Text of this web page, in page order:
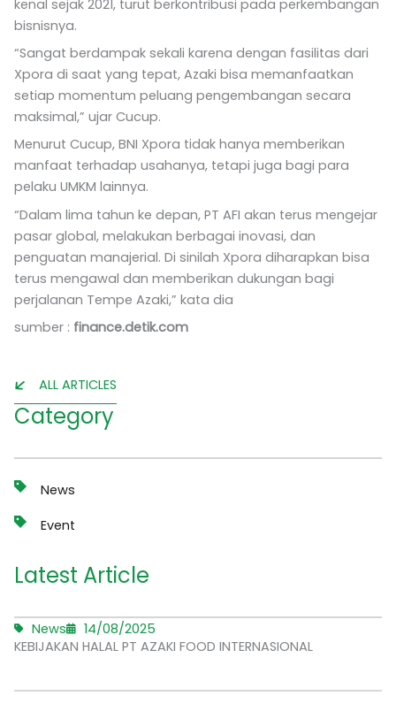
kenal sejak 2021, turut berkontribusi pada perkembangan
bisnisnya.
“Sangat berdampak sekali karena dengan fasilitas dari
Xpora di saat yang tepat, Azaki bisa memanfaatkan
setiap momentum peluang pengembangan secara
maksimal,” ujar Cucup.
Menurut Cucup, BNI Xpora tidak hanya memberikan
manfaat terhadap usahanya, tetapi juga bagi para
pelaku UMKM lainnya.
“Dalam lima tahun ke depan, PT AFI akan terus mengejar
pasar global, melakukan berbagai inovasi, dan
penguatan manajerial. Di sinilah Xpora diharapkan bisa
terus mengawal dan memberikan dukungan bagi
perjalanan Tempe Azaki,” kata dia
sumber : finance.detik.com
ALL ARTICLES
Category
News
Event
Latest Article
News
14/08/2025
KEBIJAKAN HALAL PT AZAKI FOOD INTERNASIONAL